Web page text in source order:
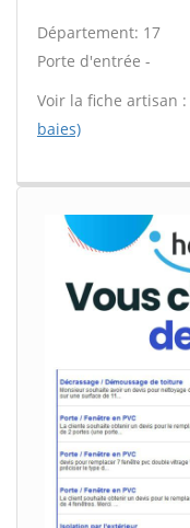
Département: 17
Porte d'entrée -
Voir la fiche artisan :
baies)